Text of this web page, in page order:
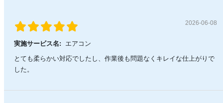
2026-06-08
実施サービス名:
エアコン
とても柔らかい対応でしたし、作業後も問題なくキレイな仕上がりで
した。